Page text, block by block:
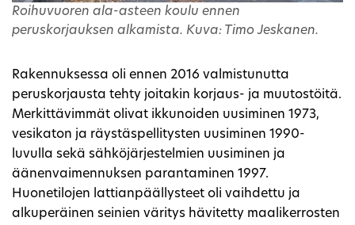
Roihuvuoren ala-asteen koulu ennen
peruskorjauksen alkamista. Kuva: Timo Jeskanen.
Rakennuksessa oli ennen 2016 valmistunutta
peruskorjausta tehty joitakin korjaus- ja muutostöitä.
Merkittävimmät olivat ikkunoiden uusiminen 1973,
vesikaton ja räystäspellitysten uusiminen 1990-
luvulla sekä sähköjärjestelmien uusiminen ja
äänenvaimennuksen parantaminen 1997.
Huonetilojen lattianpäällysteet oli vaihdettu ja
alkuperäinen seinien väritys hävitetty maalikerrosten